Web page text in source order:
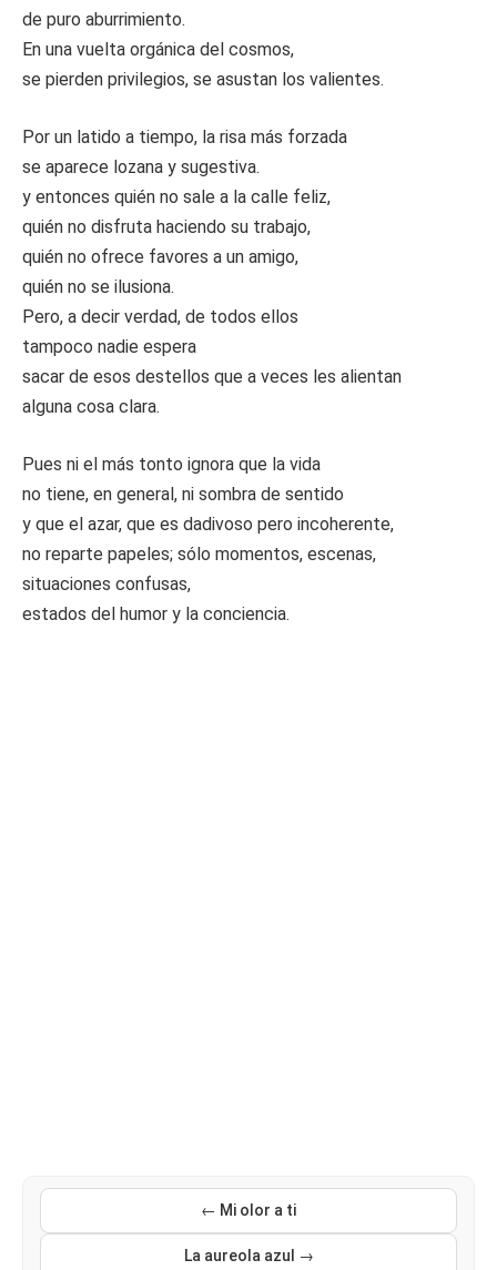
de puro aburrimiento.
En una vuelta orgánica del cosmos,
se pierden privilegios, se asustan los valientes.
Por un latido a tiempo, la risa más forzada
se aparece lozana y sugestiva.
y entonces quién no sale a la calle feliz,
quién no disfruta haciendo su trabajo,
quién no ofrece favores a un amigo,
quién no se ilusiona.
Pero, a decir verdad, de todos ellos
tampoco nadie espera
sacar de esos destellos que a veces les alientan
alguna cosa clara.
Pues ni el más tonto ignora que la vida
no tiene, en general, ni sombra de sentido
y que el azar, que es dadivoso pero incoherente,
no reparte papeles; sólo momentos, escenas,
situaciones confusas,
estados del humor y la conciencia.
← Mi olor a ti
La aureola azul →